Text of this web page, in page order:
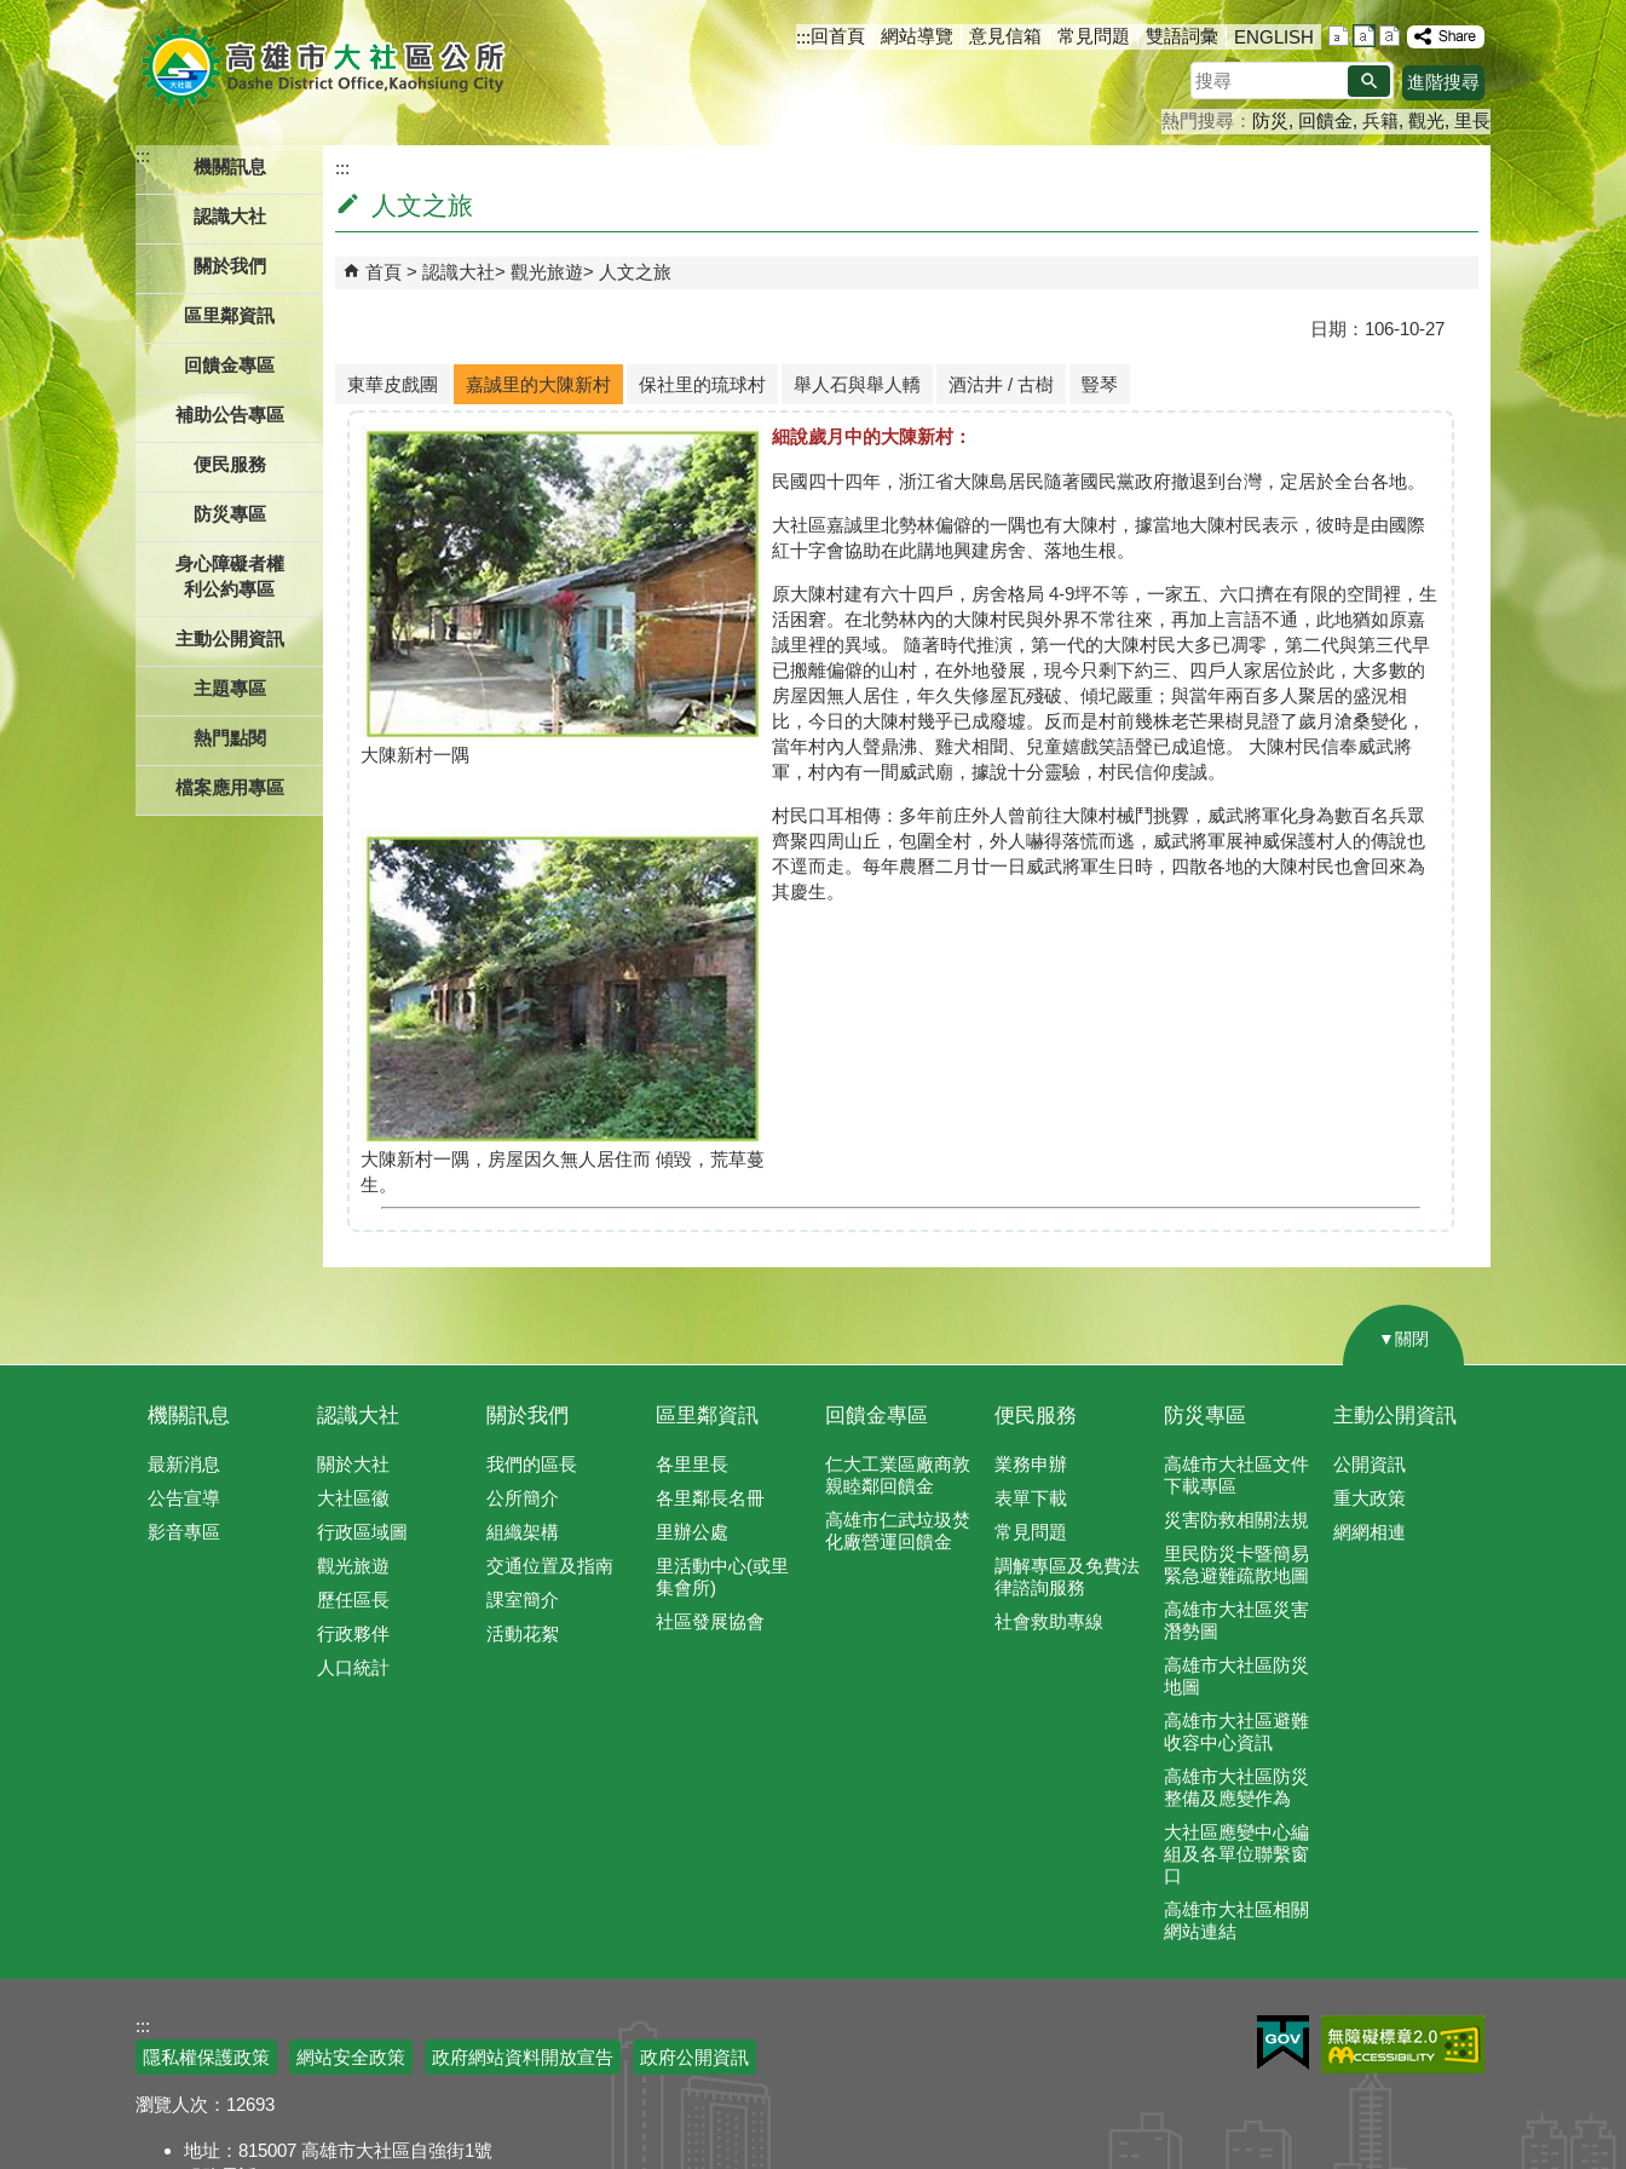
跳到主要內容區塊
:::回首頁 網站導覽 意見信箱 常見問題 雙語詞彙
ENGLISH
搜
尋
進階搜尋
熱門搜尋： 防災 回饋金 兵籍 觀光 里長
:::
機關訊息
認識大社
關於我們
區里鄰資訊
回饋金專區
補助公告專區
便民服務
防災專區
身心障礙者權
利公約專區
主動公開資訊
主題專區
熱門點閱
檔案應用專區
:::
人文之旅
首頁 認識大社 觀光旅遊 人文之旅
日期：106-10-27
東華皮戲團 嘉誠里的大陳新村 保社里的琉球村 舉人石與舉人轎 酒沽井 / 古樹 豎琴
大陳新村一隅
大陳新村一隅，房屋因久無人居住而 傾毀，荒草蔓
生。
細說歲月中的大陳新村：
民國四十四年，浙江省大陳島居民隨著國民黨政府撤退到台灣，定居於全台各地。
大社區嘉誠里北勢林偏僻的一隅也有大陳村，據當地大陳村民表示，彼時是由國際
紅十字會協助在此購地興建房舍、落地生根。
原大陳村建有六十四戶，房舍格局 4-9坪不等，一家五、六口擠在有限的空間裡，生
活困窘。在北勢林內的大陳村民與外界不常往來，再加上言語不通，此地猶如原嘉
誠里裡的異域。 隨著時代推演，第一代的大陳村民大多已凋零，第二代與第三代早
已搬離偏僻的山村，在外地發展，現今只剩下約三、四戶人家居位於此，大多數的
房屋因無人居住，年久失修屋瓦殘破、傾圮嚴重；與當年兩百多人聚居的盛況相
比，今日的大陳村幾乎已成廢墟。反而是村前幾株老芒果樹見證了歲月滄桑變化，
當年村內人聲鼎沸、雞犬相聞、兒童嬉戲笑語聲已成追憶。 大陳村民信奉威武將
軍，村內有一間威武廟，據說十分靈驗，村民信仰虔誠。
村民口耳相傳：多年前庄外人曾前往大陳村械鬥挑釁，威武將軍化身為數百名兵眾
齊聚四周山丘，包圍全村，外人嚇得落慌而逃，威武將軍展神威保護村人的傳說也
不逕而走。每年農曆二月廿一日威武將軍生日時，四散各地的大陳村民也會回來為
其慶生。
▼關閉
機關訊息
最新消息
公告宣導
影音專區
認識大社
關於大社
大社區徽
行政區域圖
觀光旅遊
歷任區長
行政夥伴
人口統計
關於我們
我們的區長
公所簡介
組織架構
交通位置及指南
課室簡介
活動花絮
區里鄰資訊
各里里長
各里鄰長名冊
里辦公處
里活動中心(或里
集會所)
社區發展協會
回饋金專區
仁大工業區廠商敦
親睦鄰回饋金
高雄市仁武垃圾焚
化廠營運回饋金
便民服務
業務申辦
表單下載
常見問題
調解專區及免費法
律諮詢服務
社會救助專線
防災專區
高雄市大社區文件
下載專區
災害防救相關法規
里民防災卡暨簡易
緊急避難疏散地圖
高雄市大社區災害
潛勢圖
高雄市大社區防災
地圖
高雄市大社區避難
收容中心資訊
高雄市大社區防災
整備及應變作為
大社區應變中心編
組及各單位聯繫窗
口
高雄市大社區相關
網站連結
主動公開資訊
公開資訊
重大政策
網網相連
:::
隱私權保護政策
網站安全政策 政府網站資料開放宣告 政府公開資訊
瀏覽人次： 12693
地址：815007 高雄市大社區自強街1號